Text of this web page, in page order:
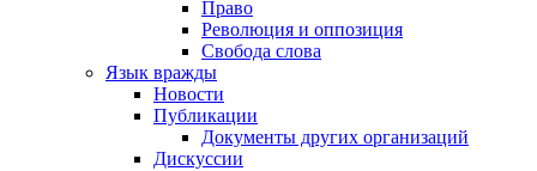
Право
Революция и оппозиция
Свобода слова
Язык вражды
Новости
Публикации
Документы других организаций
Дискуссии